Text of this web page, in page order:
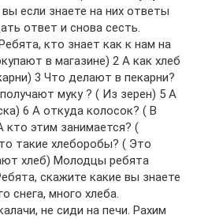
если знаете на них ответы
ответ и снова сесть.
кто знает как к нам на
в магазине) 2 А как хлеб
3 Что делают в пекарни?
муку ? ( Из зерен) 5 А
6 А откуда колосок? ( В
кто этим занимается? (
такие хлеборобы? ( Это
хлеб) Молодцы ребята
скажите какие вы знаете
снега, много хлеба.
не сиди на печи. Рахим